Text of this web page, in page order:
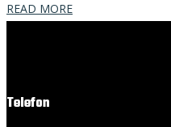
READ MORE
Telefon